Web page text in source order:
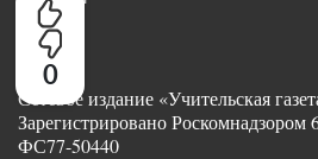
0
Сетевое издание «Учительская
Зарегистрировано
ФС77-50440